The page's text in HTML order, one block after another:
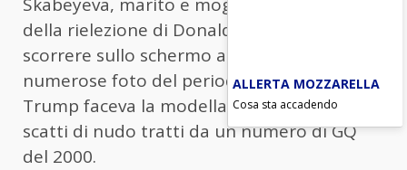
Skabeyeva, marito e moglie, hanno parlato
della rielezione di Donald Trump facendo
scorrere sullo schermo alle loro spalle
numerose foto del periodo in cui Melania
Trump faceva la modella, tra cui alcuni
scatti di nudo tratti da un numero di GQ
del 2000.
ALLERTA MOZZARELLA
Cosa sta accadendo